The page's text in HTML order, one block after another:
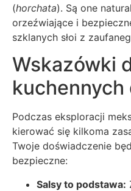
(horchata). Są one
orzeźwiające i
szklanych słoi z
Wskazówki
Podczas eksploracji
kierować się kilkoma
Twoje doświadczenie
bezpieczne:
Salsy to podstawa: